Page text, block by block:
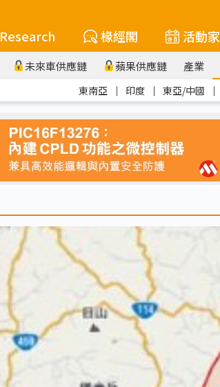
Research 椽經閣 活動家
未來車供應鏈 蘋果供應鏈 產業
東南亞 ｜ 印度 ｜ 東亞/中國 ｜